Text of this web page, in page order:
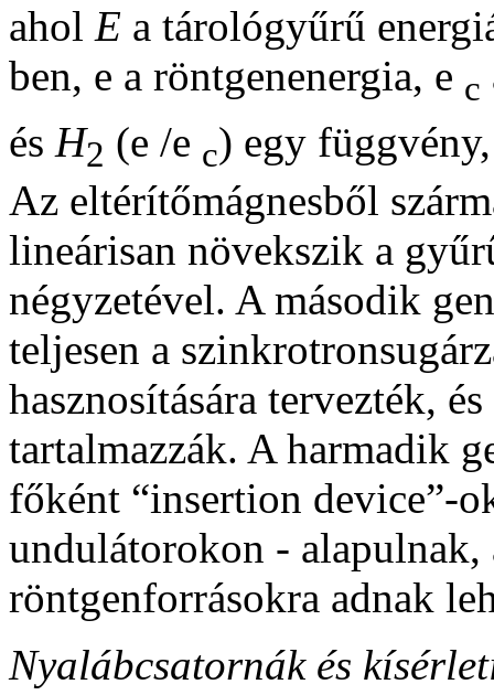
ahol E a tárológyűrű
ben, e a röntgenenergia, e c
és H2 (e /e c) egy
Az eltérítőmágnesből
lineárisan növekszik a
négyzetével. A második
teljesen a
hasznosítására tervezték,
tartalmazzák. A harmadik
főként “insertion device”-
undulátorokon -
röntgenforrásokra adnak
Nyalábcsatornák és